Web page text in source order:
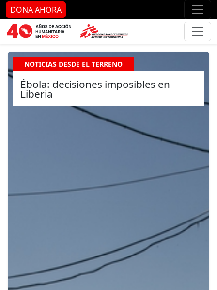
Ir al contenido principal Ir
DONA AHORA
NOTICIAS DESDE EL TERRENO
Ébola: decisiones imposibles en
Liberia